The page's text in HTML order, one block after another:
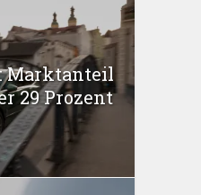
Marktanteil
29 Prozent